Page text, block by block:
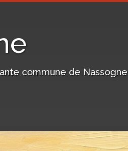
commune de Nassogne